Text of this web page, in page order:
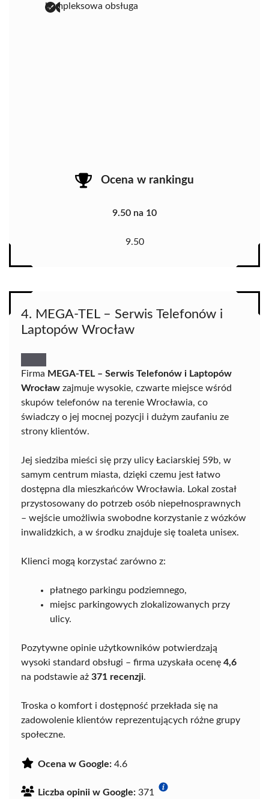
kompleksowa obsługa
Ocena w rankingu
9.50 na 10
9.50
4. MEGA-TEL – Serwis Telefonów i
Laptopów Wrocław
Firma MEGA-TEL – Serwis Telefonów i Laptopów
Wrocław zajmuje wysokie, czwarte miejsce wśród
skupów telefonów na terenie Wrocławia, co
świadczy o jej mocnej pozycji i dużym zaufaniu ze
strony klientów.
Jej siedziba mieści się przy ulicy Łaciarskiej 59b, w
samym centrum miasta, dzięki czemu jest łatwo
dostępna dla mieszkańców Wrocławia. Lokal został
przystosowany do potrzeb osób niepełnosprawnych
– wejście umożliwia swobodne korzystanie z wózków
inwalidzkich, a w środku znajduje się toaleta unisex.
Klienci mogą korzystać zarówno z:
płatnego parkingu podziemnego,
miejsc parkingowych zlokalizowanych przy
ulicy.
Pozytywne opinie użytkowników potwierdzają
wysoki standard obsługi – firma uzyskała ocenę 4,6
na podstawie aż 371 recenzji.
Troska o komfort i dostępność przekłada się na
zadowolenie klientów reprezentujących różne grupy
społeczne.
Ocena w Google: 4.6
Liczba opinii w Google: 371